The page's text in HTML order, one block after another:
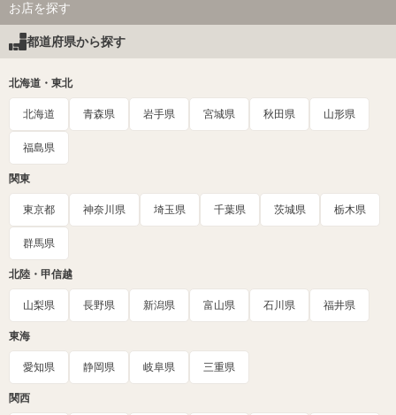
お店を探す
都道府県から探す
北海道・東北
北海道 青森県 岩手県 宮城県 秋田県 山形県
福島県
関東
東京都 神奈川県 埼玉県 千葉県 茨城県 栃木県
群馬県
北陸・甲信越
山梨県 長野県 新潟県 富山県 石川県 福井県
東海
愛知県 静岡県 岐阜県 三重県
関西